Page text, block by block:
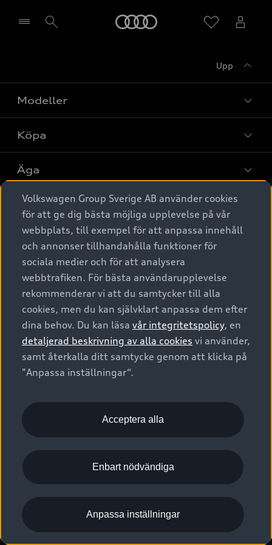
Upp
Modeller
Alla modeller
Elbilar
A6 modellerna
SUV
Avant
Audi Sport
Köpa
Privaterbjudanden
Privatleasing
Nya bilar i lager
Begagnade bilar i lager
Audi approved :plus - så gott som nya
Finansiering
Audi exclusive
Provkörning
Äga
Service & tillbehör
Audi digital services
Originaltillbehör - köp online
Garantier
Försäkring
Digitala manualer för din Audi
Audi Collection – livsstilsartiklar
Vanliga frågor
2G/3G nätet stängs ned - Hur påverkas min bil av detta?
Tjänstebil
Tjänstebil
Business lease online
Företagsleasing
Om Audi Sverige
Kontakta oss
Audi Återförsäljare/-serviceverkstad
myAudi
Pressmeddelanden
Nyhetsbrev
Vårt hållbarhetsarbete
Lediga tjänster huvudkontor
Lediga tjänster hos Audi Återförsäljare
Kommentar till mediauppgifter om dataläcka
© 2026 AUDI SVERIGE. All Rights Reserved.
Utgivare Juridiskt
Juridiskt Audi AG
Juridiskt Audi Digital Giveaway
Anpassa inställningar för cookies
Visselblåsarkanaler
Volkswagen Group Sverige AB använder cookies
för att ge dig bästa möjliga upplevelse på vår
webbplats, till exempel för att anpassa innehåll
och annonser tillhandahålla funktioner för
sociala medier och för att analysera
webbtrafiken. För bästa användarupplevelse
rekommenderar vi att du samtycker till alla
cookies, men du kan självklart anpassa dem efter
dina behov. Du kan läsa vår integritetspolicy, en
detaljerad beskrivning av alla cookies vi använder,
samt återkalla ditt samtycke genom att klicka på
"Anpassa inställningar“.
Acceptera alla
Enbart nödvändiga
Anpassa inställningar